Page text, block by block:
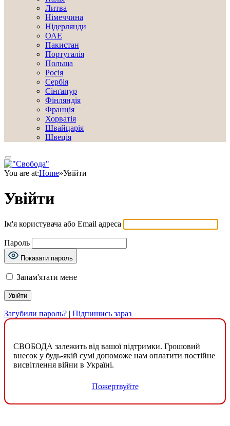
Литва
Німеччина
Нідерлянди
ОАЕ
Пакистан
Португалія
Польща
Росія
Сербія
Сінґапур
Фінляндія
Франція
Хорватія
Швайцарія
Швеція
You are at:Home»Увійти
Увійти
Ім'я користувача або Email адреса
Пароль
Показати пароль
Запам'ятати мене
Загубили пароль? | Підпишись зараз
СВОБОДА залежить від вашої підтримки. Грошовий
внесок у будь-якій сумі допоможе нам оплатити постійне
висвітлення війни в Україні.
Пожертвуйте